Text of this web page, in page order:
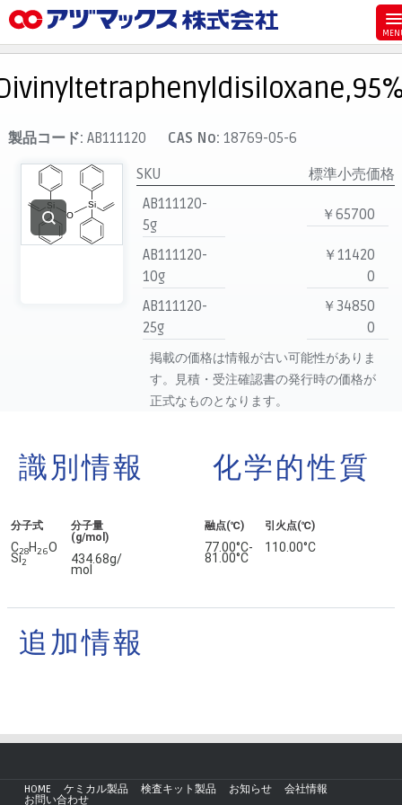
お気に入り
カート
マイアカウント
主要取扱ブランド
代理店一覧
製品コード: AB111120 CAS No: 18769-05-6
SKU
標準小売価格
AB111120-
5g
￥65700
AB111120-
10g
￥11420
0
AB111120-
25g
￥34850
0
掲載の価格は情報が古い可能性がありま
す。見積・受注確認書の発行時の価格が
正式なものとなります。
識別情報
分子式
C28H26O
Si2
分子量
(g/mol)
434.68g/
mol
化学的性質
融点(℃)
77.00°C-
81.00°C
引火点(℃)
110.00°C
追加情報
HOME ケミカル製品 検査キット製品 お知らせ
会社情報
お問い合わせ